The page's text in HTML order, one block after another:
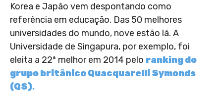
Korea e Japão vem despontando como
referência em educação. Das 50 melhores
universidades do mundo, nove estão lá. A
Universidade de Singapura, por exemplo, foi
eleita a 22ª melhor em 2014 pelo ranking do
grupo britânico Quacquarelli Symonds
(QS).